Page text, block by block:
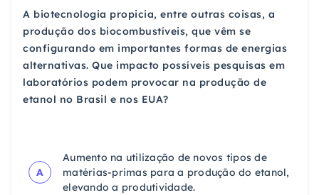
A biotecnologia propicia, entre outras coisas, a
produção dos biocombustíveis, que vêm se
configurando em importantes formas de energias
alternativas. Que impacto possíveis pesquisas em
laboratórios podem provocar na produção de
etanol no Brasil e nos EUA?
A
Aumento na utilização de novos tipos de
matérias-primas para a produção do etanol,
elevando a produtividade.